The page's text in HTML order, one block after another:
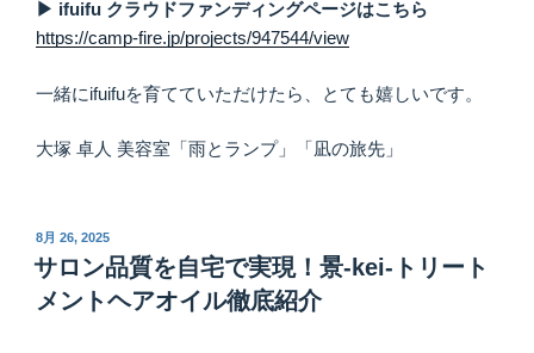
▶ ifuifu クラウドファンディングページはこちら
https://camp-fire.jp/projects/947544/view
一緒にifuifuを育てていただけたら、とても嬉しいです。
大塚 卓人 美容室「雨とランプ」「凪の旅先」
投
稿
日:
8月 26, 2025
サロン品質を自宅で実現！景-kei-トリート
メントヘアオイル徹底紹介